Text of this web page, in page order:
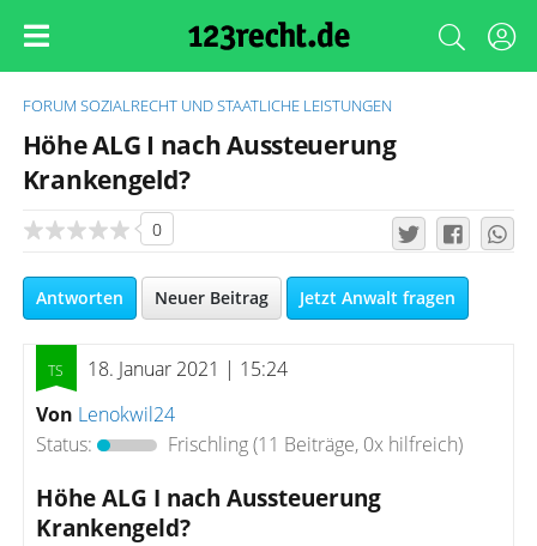
FORUM SOZIALRECHT UND STAATLICHE LEISTUNGEN
Höhe ALG I nach Aussteuerung
Krankengeld?
0
Antworten Neuer Beitrag Jetzt Anwalt fragen
18. Januar 2021 | 15:24
Von Lenokwil24
Status:
Frischling(11 Beiträge, 0x hilfreich)
Höhe ALG I nach Aussteuerung
Krankengeld?